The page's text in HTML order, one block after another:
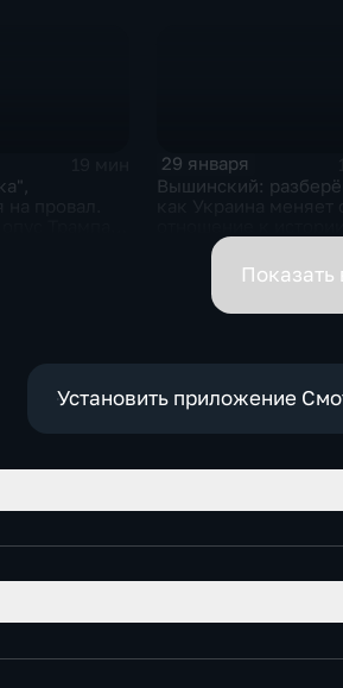
29 января
Вышинский:
почему
Показать
Установить приложение